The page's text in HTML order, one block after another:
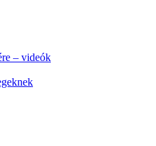
– videók